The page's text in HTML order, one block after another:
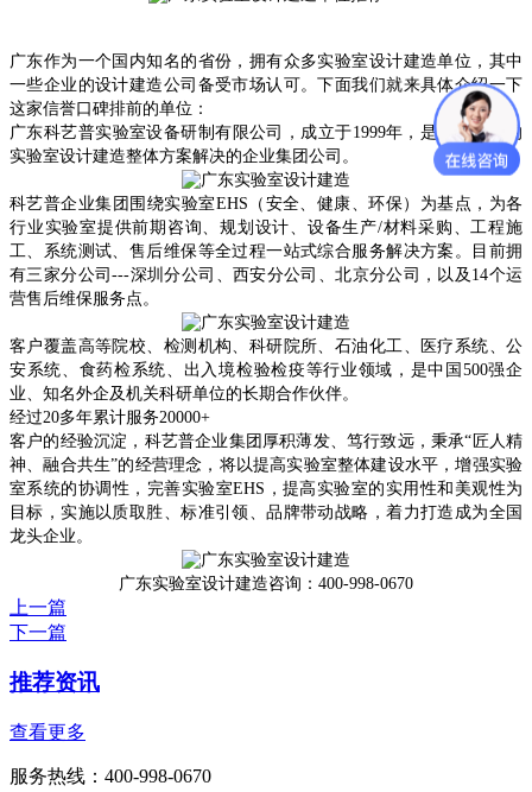
广东作为一个国内知名的省份 ，拥有众多实验室设计建造单位 ，其中
一些企业的设计建造公司 备受市场认可。下面我们就来具体介绍一下
这家信誉口碑排前的单位：
广东科艺普实验室设备研制有限公司，成立于1999年，是国内领先的
实验室设计建造整体方案解决的企业集团公司。
科艺普企业集团围绕实验室EHS（安全、健康、环保）为基点，为各
行业实验室提供前期咨询、规划设计、设备生产/材料采购、工程施
工、系统测试、售后维保等全过程一站式综合服务解决方案。目前拥
有三家分公司---深圳分公司、西安分公司、北京分公司，以及14个运
营售后维保服务点。
客户覆盖高等院校、检测机构、科研院所、石油化工、医疗系统、公
安系统、食药检系统、出入境检验检疫等行业领域，是中国 500强企
业、知名外企及机关科研单位的长期合作伙伴。
经过20多年累计服务20000+
客户的经验沉淀，科艺普企业集团厚积薄发、笃行致远， 秉承“匠人精
神、融合共生”的经营理念， 将以提高实验室整体建设水平，增强实验
室系统的协调性，完善实验室EHS，提高实验室的实用性和美观性为
目标，实施以质取胜、标准引领、品牌带动战略，着力打造成为全国
龙头企业。
广东实验室设计建造咨询：400-998-0670
上一篇
下一篇
推荐资讯
查看更多
服务热线：400-998-0670